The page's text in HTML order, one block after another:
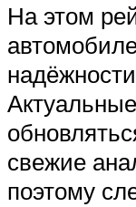
На этом
свежие
поэтому